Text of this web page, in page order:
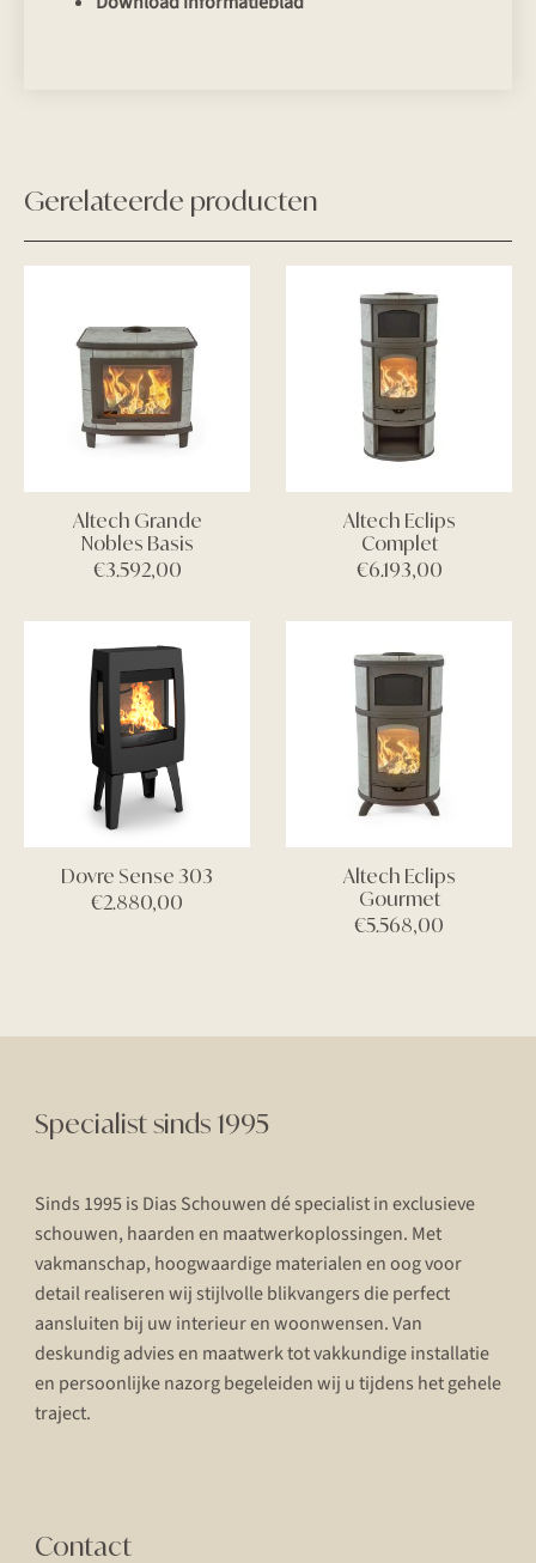
Gerelateerde producten
Altech Grande
Nobles Basis
€3.592,00
Altech Eclips
Complet
€6.193,00
Dovre Sense 303
€2.880,00
Altech Eclips
Gourmet
€5.568,00
Specialist sinds 1995
Sinds 1995 is Dias Schouwen dé specialist in exclusieve
schouwen, haarden en maatwerkoplossingen. Met
vakmanschap, hoogwaardige materialen en oog voor
detail realiseren wij stijlvolle blikvangers die perfect
aansluiten bij uw interieur en woonwensen. Van
deskundig advies en maatwerk tot vakkundige installatie
en persoonlijke nazorg begeleiden wij u tijdens het gehele
traject.
Contact